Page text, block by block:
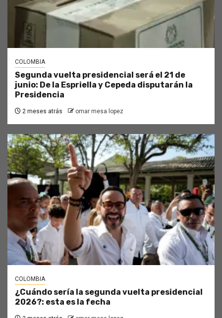
COLOMBIA
Segunda vuelta presidencial será el 21 de
junio: De la Espriella y Cepeda disputarán la
Presidencia
2 meses atrás omar mesa lopez
COLOMBIA
¿Cuándo sería la segunda vuelta presidencial
2026?: esta es la fecha